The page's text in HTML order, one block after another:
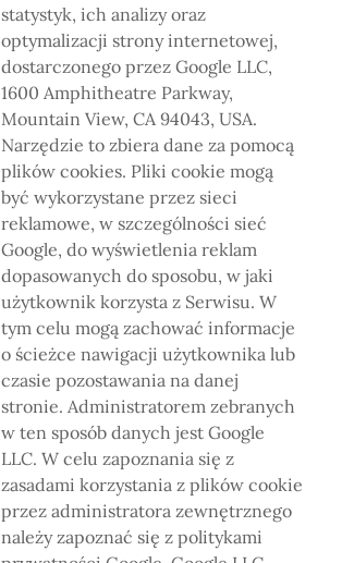
statystyk, ich analizy oraz
optymalizacji strony internetowej,
dostarczonego przez Google LLC,
1600 Amphitheatre Parkway,
Mountain View, CA 94043, USA.
Narzędzie to zbiera dane za pomocą
plików cookies. Pliki cookie mogą
być wykorzystane przez sieci
reklamowe, w szczególności sieć
Google, do wyświetlenia reklam
dopasowanych do sposobu, w jaki
użytkownik korzysta z Serwisu. W
tym celu mogą zachować informacje
o ścieżce nawigacji użytkownika lub
czasie pozostawania na danej
stronie. Administratorem zebranych
w ten sposób danych jest Google
LLC. W celu zapoznania się z
zasadami korzystania z plików cookie
przez administratora zewnętrznego
należy zapoznać się z politykami